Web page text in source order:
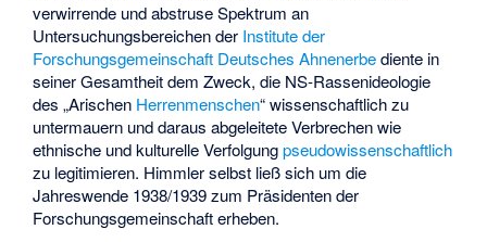
verwirrende und abstruse Spektrum an
Untersuchungsbereichen der Institute der
Forschungsgemeinschaft Deutsches Ahnenerbediente in
seiner Gesamtheit dem Zweck, die NS-Rassenideologie
des „Arischen Herrenmenschen“ wissenschaftlich zu
untermauern und daraus abgeleitete Verbrechen wie
ethnische und kulturelle Verfolgungpseudowissenschaftlich
zu legitimieren. Himmler selbst ließ sich um die
Jahreswende 1938/1939 zum Präsidenten der
Forschungsgemeinschaft erheben.